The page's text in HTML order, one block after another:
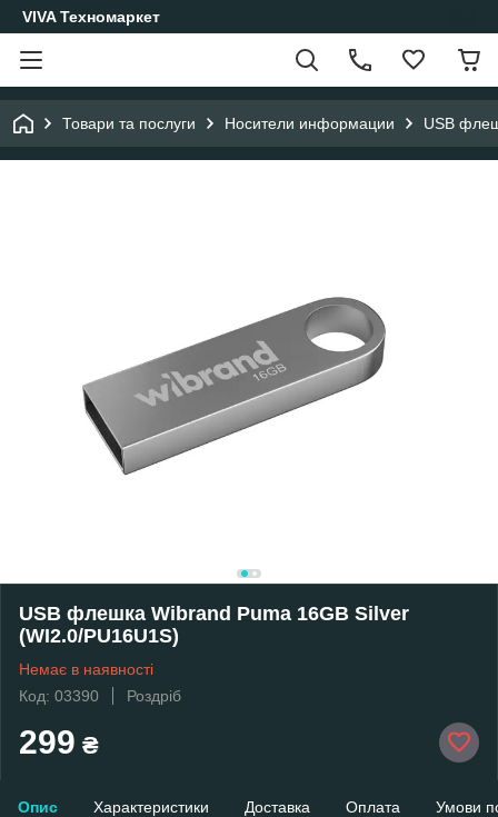
VIVA Техномаркет
Товари та послуги Носители информации USB
USB флешка Wibrand Puma 16GB Silver
(WI2.0/PU16U1S)
Немає в наявності
Код: 03390
Роздріб
299 ₴
Опис Характеристики Доставка Оплата Умови